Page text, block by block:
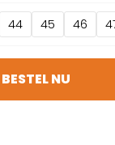
44 45 46
BESTEL NU